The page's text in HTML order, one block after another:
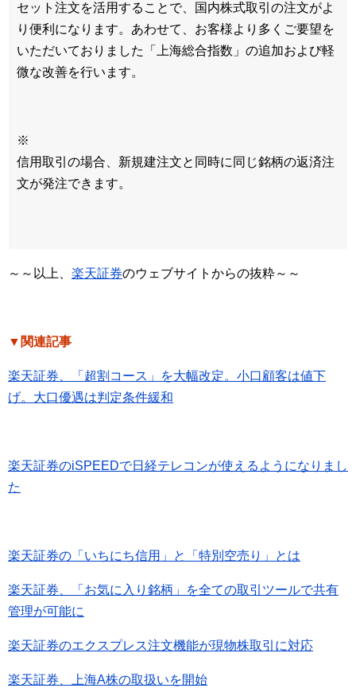
セット注文を活用することで、国内株式取引の注文がよ
り便利になります。あわせて、お客様より多くご要望を
いただいておりました「上海総合指数」の追加および軽
微な改善を行います。
※
信用取引の場合、新規建注文と同時に同じ銘柄の返済注
文が発注できます。
～～以上、 楽天証券のウェブサイトからの抜粋～～
▼関連記事
楽天証券、「超割コース」を大幅改定。小口顧客は値下
げ。大口優遇は判定条件緩和
楽天証券のiSPEEDで日経テレコンが使えるようになりまし
た
楽天証券の「いちにち信用」と「特別空売り」とは
楽天証券、「お気に入り銘柄」を全ての取引ツールで共有
管理が可能に
楽天証券のエクスプレス注文機能が現物株取引に対応
楽天証券、上海A株の取扱いを開始